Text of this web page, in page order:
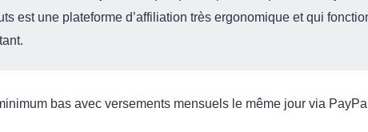
est une plateforme d’affiliation très ergonomique et qui
bas avec versements mensuels le même jour via